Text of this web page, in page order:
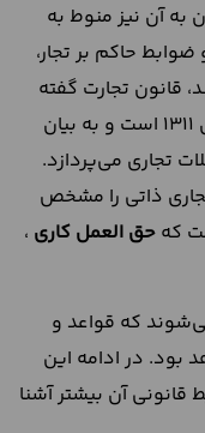
آن نیز منوط به
حاکم بر تجار،
قانون تجارت گفته
می‌شود. قانون تجارت ایران مصوب سال 1311 است و به بیان
تجاری می‌پردازد.
اعمال تجاری ذاتی را مشخص
که حق العمل کاری ،
که قواعد و
بود. در ادامه این
قانونی آن بیشتر آشنا